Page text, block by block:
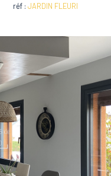
réf : JARDIN FLEURI